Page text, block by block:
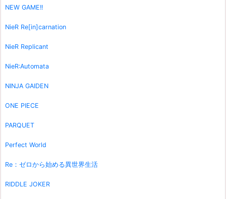
NEW GAME!!
NieR Re[in]carnation
NieR Replicant
NieR:Automata
NINJA GAIDEN
ONE PIECE
PARQUET
Perfect World
Re：ゼロから始める異世界生活
RIDDLE JOKER